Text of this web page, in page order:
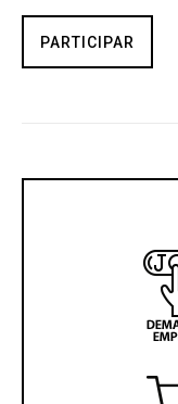
PARTICIPAR